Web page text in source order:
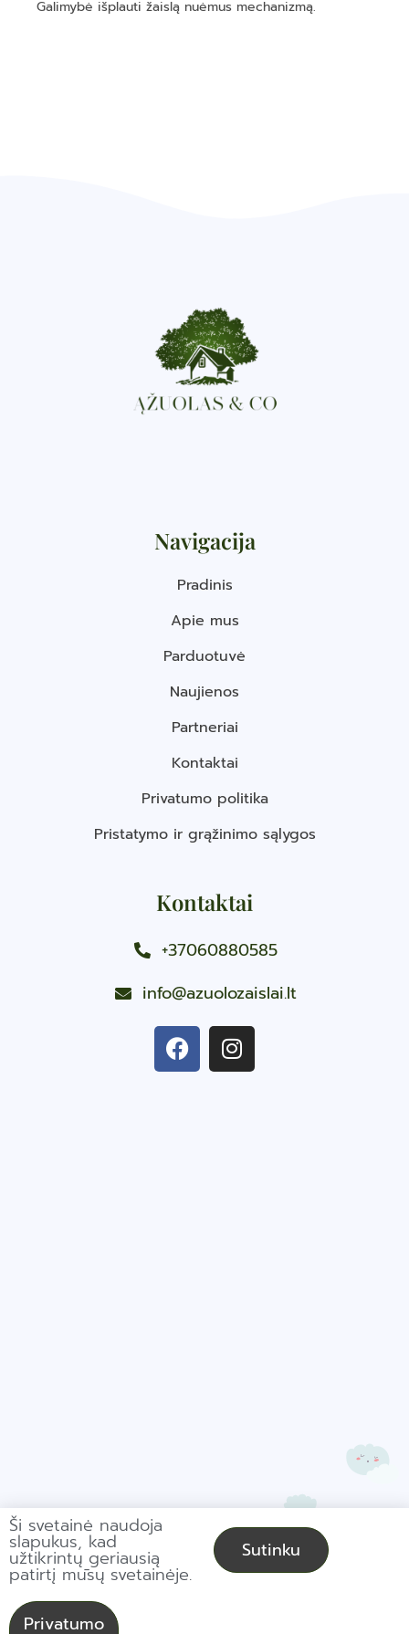
Galimybė išplauti žaislą nuėmus mechanizmą.
Navigacija
Pradinis
Apie mus
Parduotuvė
Naujienos
Partneriai
Kontaktai
Privatumo politika
Pristatymo ir grąžinimo sąlygos
Kontaktai
+37060880585
info@azuolozaislai.lt
© Copyright 2021,
Ši svetainė naudoja
slapukus, kad
užtikrintų geriausią
patirtį mūsų svetainėje.
Sutinku
Privatumo